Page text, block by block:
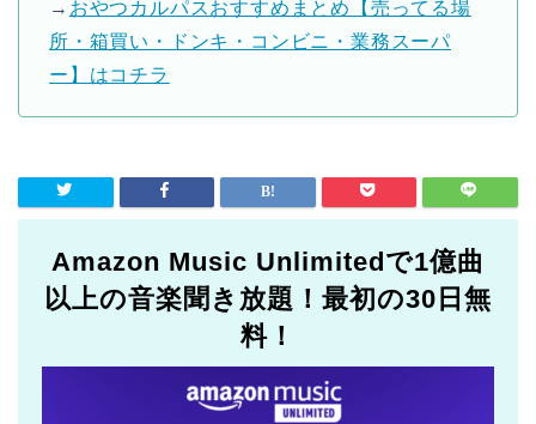
→ おやつカルパスおすすめまとめ【売ってる場
所・箱買い・ドンキ・コンビニ・業務スーパ
ー】はコチラ
Amazon Music Unlimitedで1億曲
以上の音楽聞き放題！最初の30日無
料！